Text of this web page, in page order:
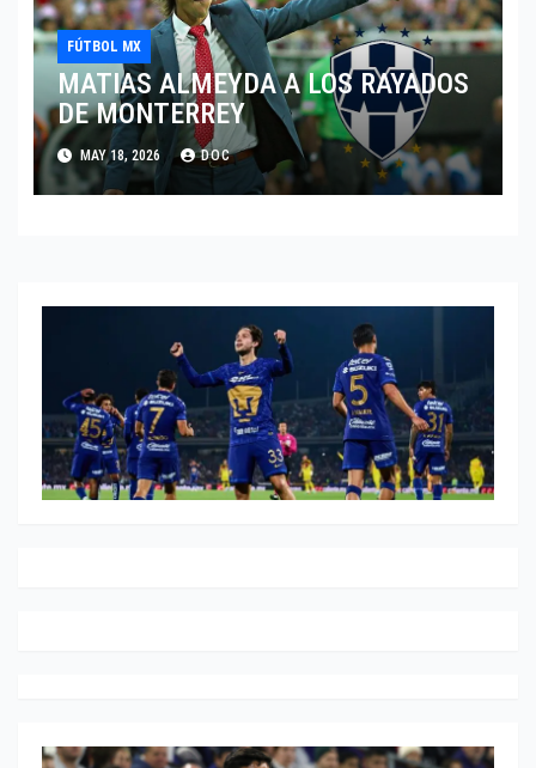
FÚTBOL MX
MATIAS ALMEYDA A LOS RAYADOS
DE MONTERREY
MAY 18, 2026 DOC